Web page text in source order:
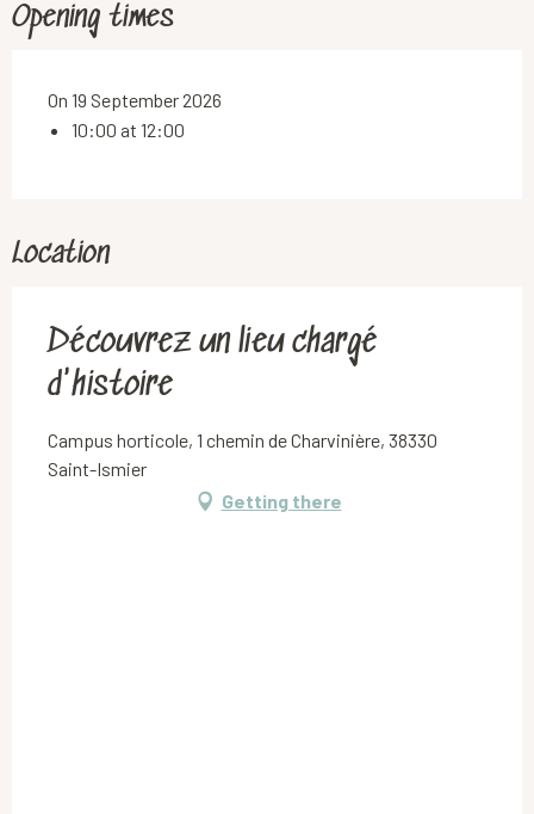
Opening times
On 19 September 2026
10:00 at 12:00
Location
Découvrez un lieu chargé
d'histoire
Campus horticole, 1 chemin de Charvinière, 38330
Saint-Ismier
Getting there